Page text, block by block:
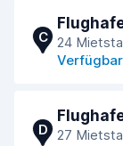
C 24
D 27